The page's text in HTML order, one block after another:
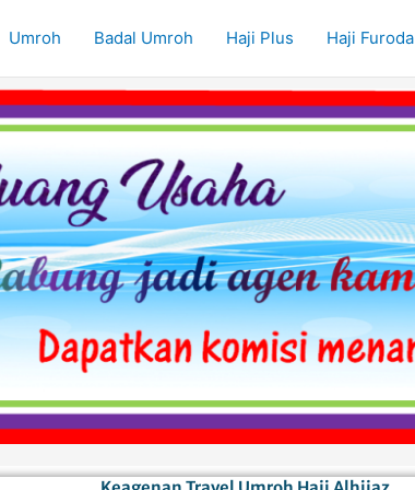
Umroh Badal Umroh Haji Plus Haji Furoda